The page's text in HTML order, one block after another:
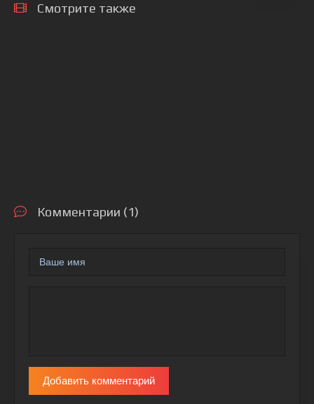
Смотрите также
Комментарии (1)
Добавить комментарий